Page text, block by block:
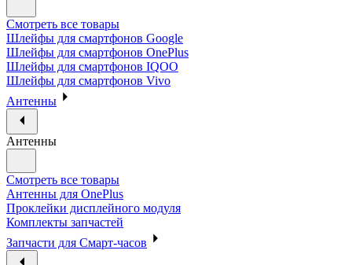
Смотреть все товары
Шлейфы для смартфонов Google
Шлейфы для смартфонов OnePlus
Шлейфы для смартфонов IQOO
Шлейфы для смартфонов Vivo
Антенны
Антенны
Смотреть все товары
Антенны для OnePlus
Проклейки дисплейного модуля
Комплекты запчастей
Запчасти для Смарт-часов